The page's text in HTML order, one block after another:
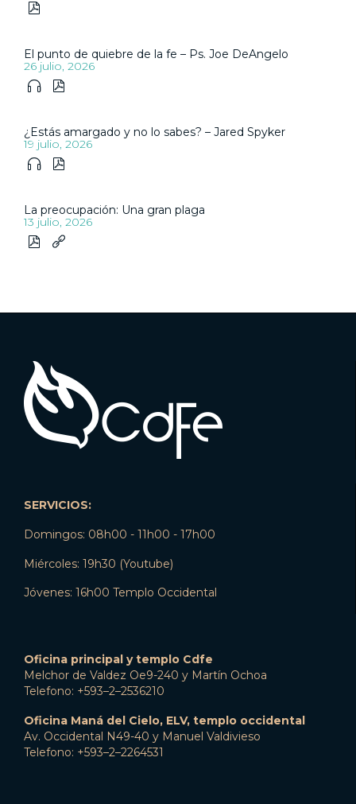

El punto de quiebre de la fe – Ps. Joe DeAngelo
26 julio, 2026
 
¿Estás amargado y no lo sabes? – Jared Spyker
19 julio, 2026
 
La preocupación: Una gran plaga
13 julio, 2026
 
SERVICIOS:
Domingos: 08h00 - 11h00 - 17h00
Miércoles: 19h30 (Youtube)
Jóvenes: 16h00 Templo Occidental
Oficina principal y templo Cdfe
Melchor de Valdez Oe9-240 y Martín Ochoa
Telefono: +593–2–2536210
Oficina Maná del Cielo, ELV, templo occidental
Av. Occidental N49-40 y Manuel Valdivieso
Telefono: +593–2–2264531